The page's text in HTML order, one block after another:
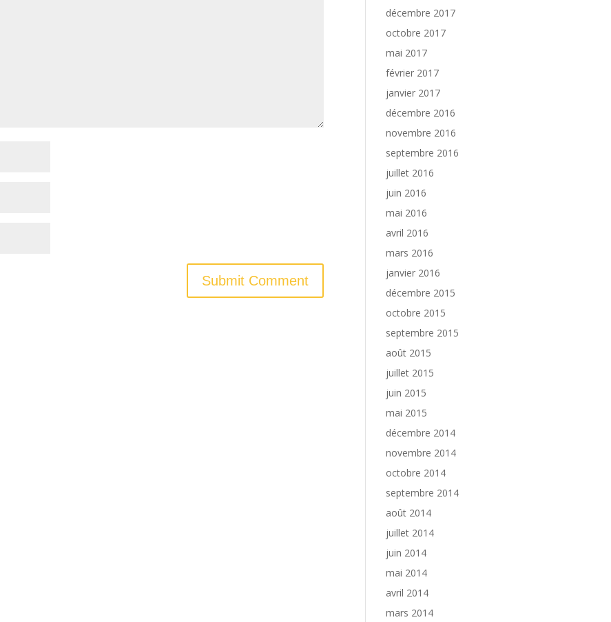
décembre 2017
octobre 2017
mai 2017
février 2017
janvier 2017
décembre 2016
novembre 2016
septembre 2016
juillet 2016
juin 2016
mai 2016
avril 2016
mars 2016
janvier 2016
décembre 2015
octobre 2015
septembre 2015
août 2015
juillet 2015
juin 2015
mai 2015
décembre 2014
novembre 2014
octobre 2014
septembre 2014
août 2014
juillet 2014
juin 2014
mai 2014
avril 2014
mars 2014